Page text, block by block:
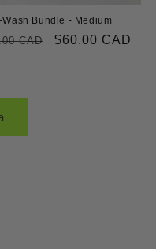
Wash Bundle - Medium
CAD Försäljningspris
$60.00 CAD